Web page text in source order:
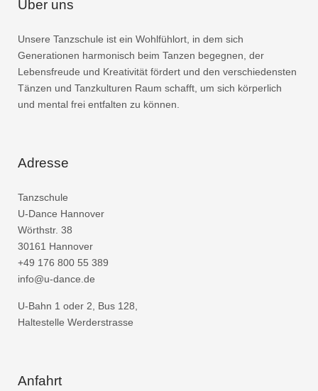
Über uns
Unsere Tanzschule ist ein Wohlfühlort, in dem sich
Generationen harmonisch beim Tanzen begegnen, der
Lebensfreude und Kreativität fördert und den verschiedensten
Tänzen und Tanzkulturen Raum schafft, um sich körperlich
und mental frei entfalten zu können.
Adresse
Tanzschule
U-Dance Hannover
Wörthstr. 38
30161 Hannover
+49 176 800 55 389
info@u-dance.de
U-Bahn 1 oder 2, Bus 128,
Haltestelle Werderstrasse
Anfahrt